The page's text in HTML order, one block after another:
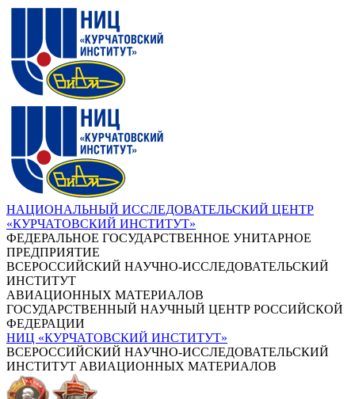
НАЦИОНАЛЬНЫЙ ИССЛЕДОВАТЕЛЬСКИЙ ЦЕНТР
«КУРЧАТОВСКИЙ ИНСТИТУТ»
ФЕДЕРАЛЬНОЕ ГОСУДАРСТВЕННОЕ УНИТАРНОЕ
ПРЕДПРИЯТИЕ
ВСЕРОССИЙСКИЙ НАУЧНО-ИССЛЕДОВАТЕЛЬСКИЙ
ИНСТИТУТ
АВИАЦИОННЫХ МАТЕРИАЛОВ
ГОСУДАРСТВЕННЫЙ НАУЧНЫЙ ЦЕНТР РОССИЙСКОЙ
ФЕДЕРАЦИИ
НИЦ «КУРЧАТОВСКИЙ ИНСТИТУТ»
ВСЕРОССИЙСКИЙ НАУЧНО-ИССЛЕДОВАТЕЛЬСКИЙ
ИНСТИТУТ АВИАЦИОННЫХ МАТЕРИАЛОВ